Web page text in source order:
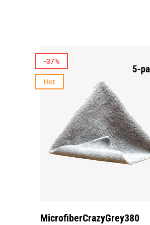
-37%
Hot
MicrofiberCrazyGrey380